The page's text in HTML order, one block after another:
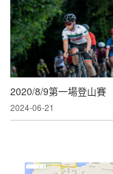
2020/8/9第一場登山賽
2024-06-21